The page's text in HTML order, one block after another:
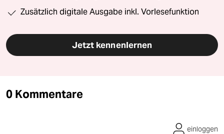
Zusätzlich digitale Ausgabe inkl. Vorlesefunktion
Jetzt kennenlernen
0 Kommentare
einloggen